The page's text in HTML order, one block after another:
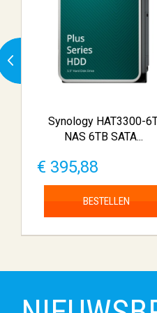
Synology HAT3300-
NAS 6TB SATA...
€ 395,88
BESTELLEN